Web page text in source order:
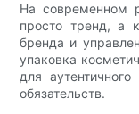
На современном
просто тренд, а
бренда и
упаковка
для
обязательств.